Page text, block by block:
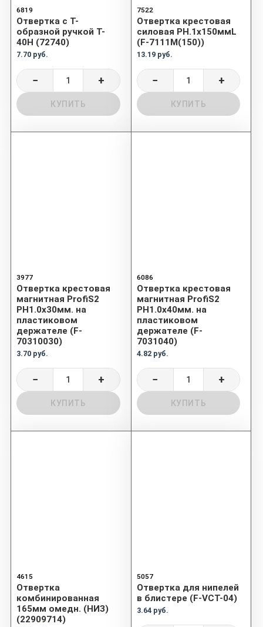
6819
Отвертка с Т-
образной ручкой T-
40H (72740)
7.70 руб.
− +
КУПИТЬ
7522
Отвертка крестовая
силовая PH.1х150ммL
(F-7111M(150))
13.19 руб.
− +
КУПИТЬ
3977
Отвертка крестовая
магнитная ProfiS2
PH1.0х30мм. на
пластиковом
держателе (F-
70310030)
3.70 руб.
− +
КУПИТЬ
6086
Отвертка крестовая
магнитная ProfiS2
PH1.0x40мм. на
пластиковом
держателе (F-
7031040)
4.82 руб.
− +
КУПИТЬ
4615
Отвертка
комбинированная
165мм омедн. (НИЗ)
(22909714)
5057
Отвертка для нипелей
в блистере (F-VCT-04)
3.64 руб.